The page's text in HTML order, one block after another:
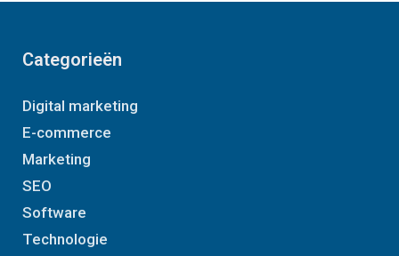
Categorieën
Digital marketing
E-commerce
Marketing
SEO
Software
Technologie